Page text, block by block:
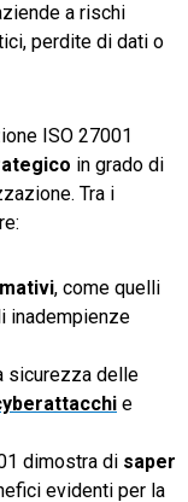
a rischi
perdite di dati o
ISO 27001
in grado di
Tra i
, come quelli
inadempienze
sicurezza delle
e
dimostra di saper
evidenti per la